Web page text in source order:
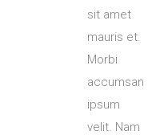
sit amet
mauris et.
Morbi
accumsan
ipsum
velit. Nam